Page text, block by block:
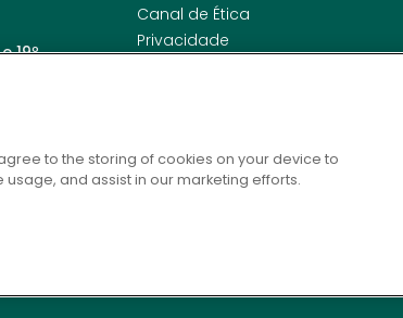
19º
Canal de Ética
Privacidade
Notícias
to the storing of cookies on your device to
and assist in our marketing efforts.